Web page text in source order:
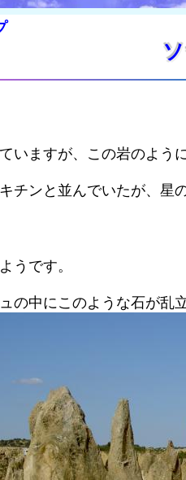
ますが、この岩のよう
チンと並んでいたが、
うです。
の中にこのような石が乱